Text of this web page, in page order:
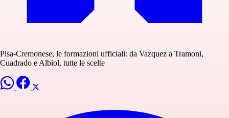
Pisa-Cremonese, le formazioni ufficiali: da Vazquez a Tramoni,
Cuadrado e Albiol, tutte le scelte